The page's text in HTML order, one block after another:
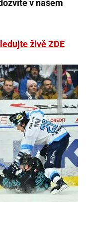
v našem
živě ZDE